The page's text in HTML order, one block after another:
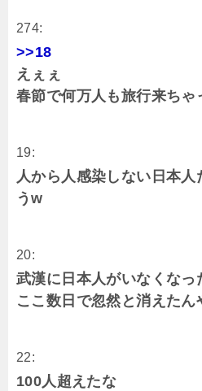
274:
>>18
えぇぇ
春節で何万人も旅行来ちゃ
19:
人から人感染しない日本
うw
20:
武漢に日本人がいなくなっ
ここ数日で忽然と消えたん
22:
100人超えたな